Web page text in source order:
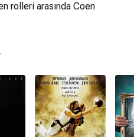
rolleri arasında Coen
Miller's Crossing'deki
Jon Polito, 1 Eylül 2016'da
olan Polito, uzun
yaşamıştır.